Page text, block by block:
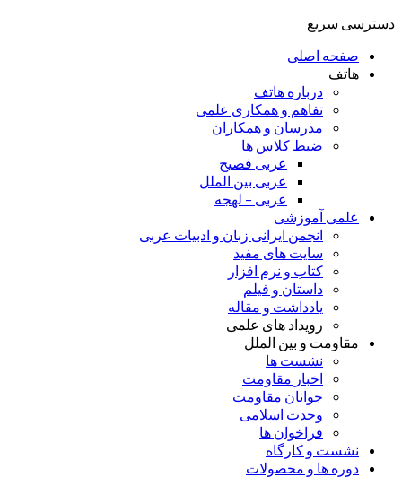
دسترسی سریع
صفحه اصلی
هاتف
درباره هاتف
تفاهم و همکاری علمی
مدرسان و همکاران
ضبط کلاس ها
عربی فصیح
عربی بین الملل
عربی – لهجه
علمی آموزشی
انجمن ایرانی زبان و ادبیات عربی
سایت های مفید
کتاب و نرم افزار
داستان و فیلم
یادداشت و مقاله
رویداد های علمی
مقاومت و بین الملل
نشست ها
اخبار مقاومت
جوانان مقاومت
وحدت اسلامی
فراخوان ها
نشست و کارگاه
دوره ها و محصولات